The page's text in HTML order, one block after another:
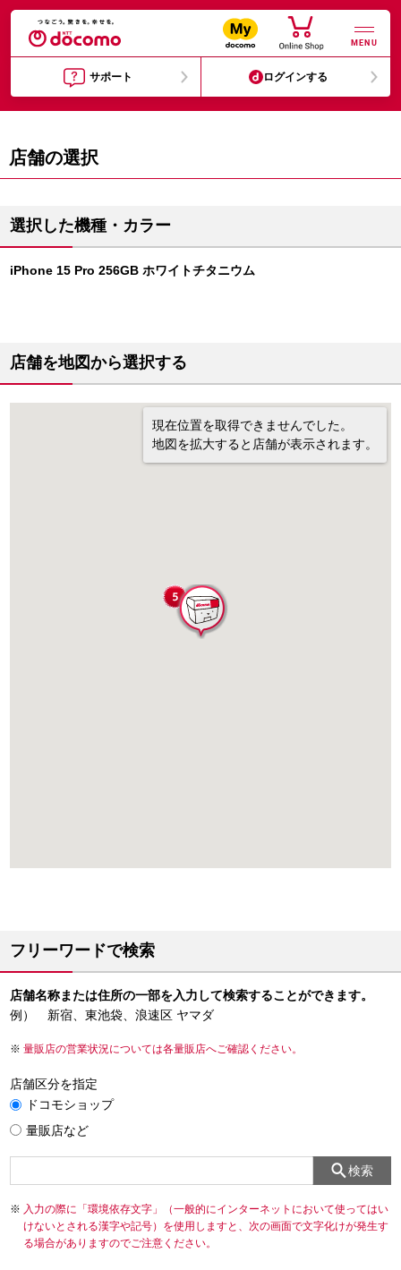
MENU
サポート ログインする
店舗の選択
選択した機種・カラー
iPhone 15 Pro 256GB ホワイトチタニウム
店舗を地図から選択する
現在位置を取得できませんでした。
地図を拡大すると店舗が表示されます。
フリーワードで検索
店舗名称または住所の一部を入力して検索することができます。
例） 新宿、東池袋、浪速区 ヤマダ
量販店の営業状況については各量販店へご確認ください。
店舗区分を指定
ドコモショップ
量販店など
検索
入力の際に「環境依存文字」（一般的にインターネットにおいて使ってはい
けないとされる漢字や記号）を使用しますと、次の画面で文字化けが発生す
る場合がありますのでご注意ください。